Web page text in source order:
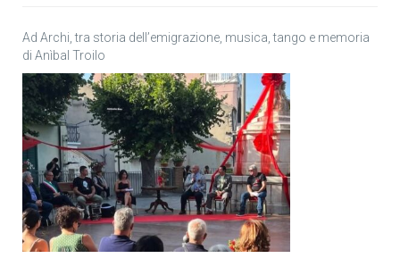
Ad Archi, tra storia dell’emigrazione, musica, tango e memoria
di Anìbal Troilo